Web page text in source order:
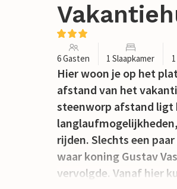
6 Gasten 1 Slaapkamer
Hier woon je op het
afstand van het
steenworp afstand ligt
rijden. Slechts een
waar koning Gustav
vervolgde. Vanaf hier